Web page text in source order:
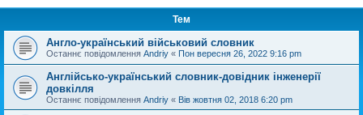
Тем
Англо-український військовий словник
Останнє повідомлення Andriy « Пон вересня 26, 2022 9:16 pm
Англійсько-український словник-довідник інженерії
довкілля
Останнє повідомлення Andriy « Вів жовтня 02, 2018 6:20 pm